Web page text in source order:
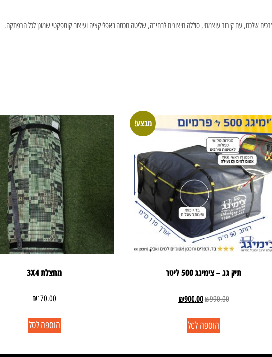
מבצע!
תיק גג – צימיגג 500 ליטר
₪990.00
₪900.00
הוספה לסל
מחצלת 3X4
₪170.00
הוספה לסל